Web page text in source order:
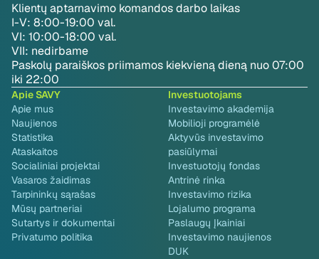
Klientų aptarnavimo komandos darbo laikas
I-V: 8:00-19:00 val.
VI: 10:00-18:00 val.
VII: nedirbame
Paskolų paraiškos priimamos kiekvieną dieną nuo 07:00
iki 22:00
Apie SAVY
Apie mus
Naujienos
Statistika
Ataskaitos
Socialiniai projektai
Vasaros žaidimas
Tarpininkų sąrašas
Mūsų partneriai
Sutartys ir dokumentai
Privatumo politika
Investuotojams
Investavimo akademija
Mobilioji programėlė
Aktyvūs investavimo
pasiūlymai
Investuotojų fondas
Antrinė rinka
Investavimo rizika
Lojalumo programa
Paslaugų Įkainiai
Investavimo naujienos
DUK